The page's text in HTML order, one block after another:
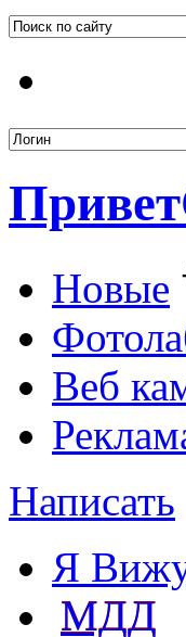
Привет
Новые
Веб
Написать
Я
МДД